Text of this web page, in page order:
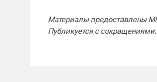
Материалы предоставлены
Публикуется с сокращениями.